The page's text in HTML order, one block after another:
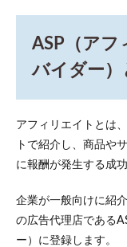
サービ
スプロ
バイダ
ー）と
者に
おす
ASP
の選
び方
ASP（アフ
バイダー）
アフィリエイトとは
トで紹介し、商品や
に報酬が発生する成
企業が一般向けに紹
の広告代理店である
ー）に登録します。